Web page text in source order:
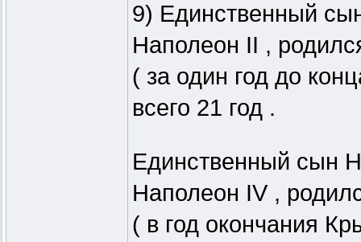
9) Единственный
Наполеон II ,
( за один год до
всего 21 год .
Единственный сын
Наполеон IV ,
( в год окончания